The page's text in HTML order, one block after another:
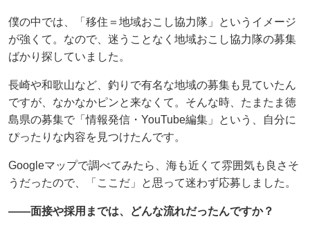
僕の中では、「移住＝地域おこし協力隊」というイメージ
が強くて。なので、迷うことなく地域おこし協力隊の募集
ばかり探していました。
長崎や和歌山など、釣りで有名な地域の募集も見ていたん
ですが、なかなかピンと来なくて。そんな時、たまたま徳
島県の募集で「情報発信・YouTube編集」という、自分に
ぴったりな内容を見つけたんです。
Googleマップで調べてみたら、海も近くて雰囲気も良さそ
うだったので、「ここだ」と思って迷わず応募しました。
——面接や採用までは、どんな流れだったんですか？